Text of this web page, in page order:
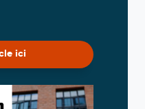
ici